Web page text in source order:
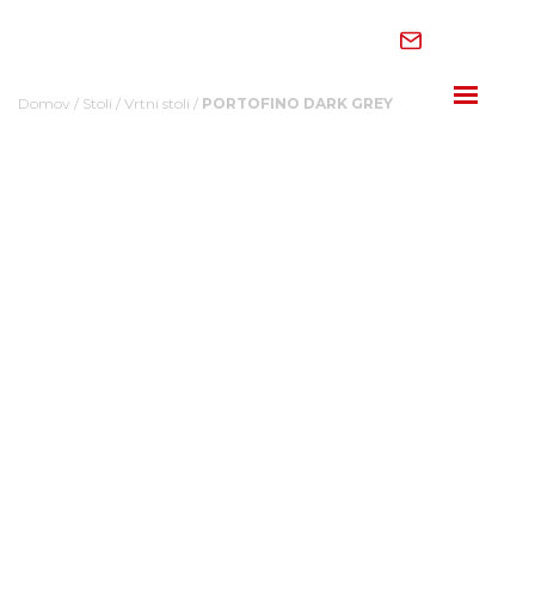
Domov / Stoli / Vrtni stoli / PORTOFINO DARK GREY